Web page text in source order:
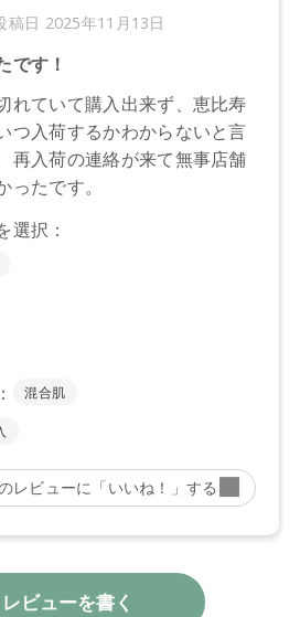
レビューを書く